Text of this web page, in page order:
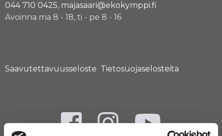
044 710 0425, majasaari@ekokymppi.fi
Avoinna ma 8 - 18, ti - pe 8 - 16
Saavutettavuusseloste Tietosuojaselosteita